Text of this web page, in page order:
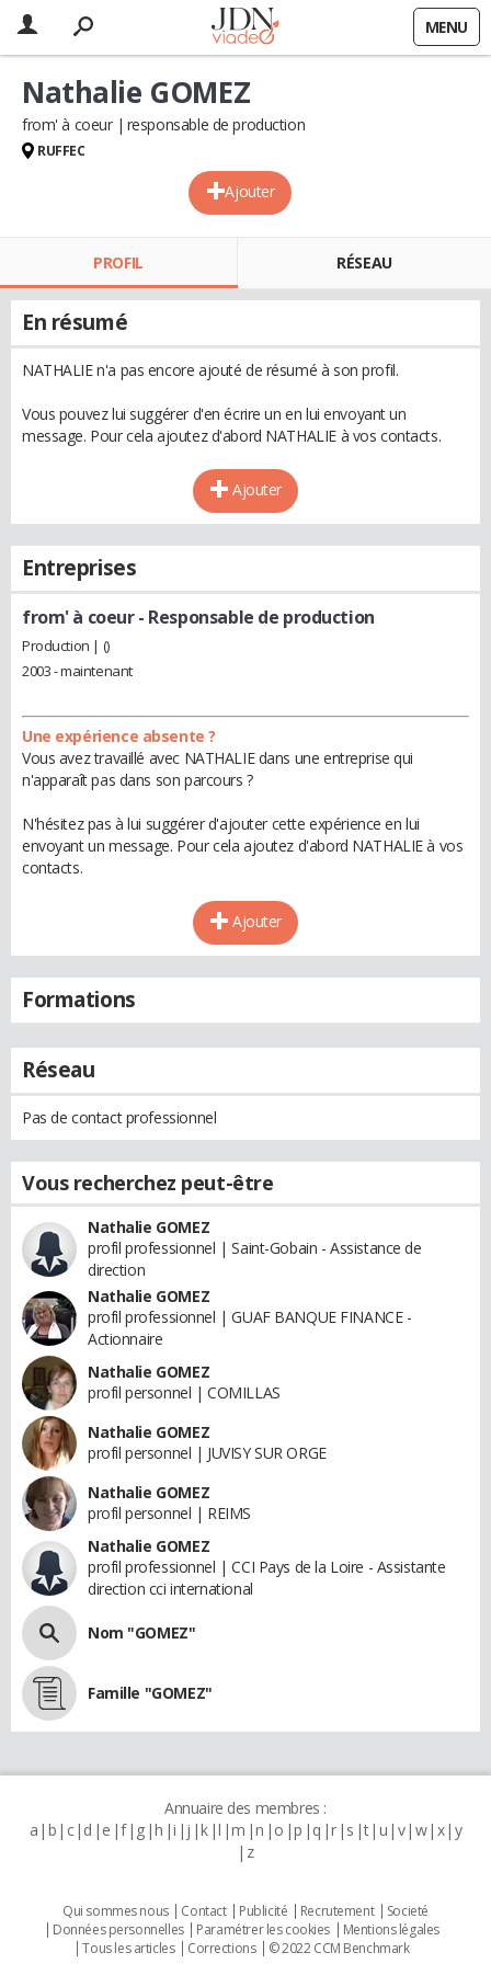
MENU
Ajouter
Nathalie GOMEZ
from' à coeur responsable de production
RUFFEC
PROFIL RÉSEAU
En résumé
NATHALIE n'a pas encore ajouté de résumé à son profil.
Vous pouvez lui suggérer d'en écrire un en lui envoyant un
message. Pour cela ajoutez d'abord NATHALIE à vos contacts.
Ajouter
Entreprises
from' à coeur- Responsable de production
Production | ()
2003 - maintenant
Une expérience absente ?
Vous avez travaillé avec NATHALIE dans une entreprise qui
n'apparaît pas dans son parcours ?
N'hésitez pas à lui suggérer d'ajouter cette expérience en lui
envoyant un message. Pour cela ajoutez d'abord NATHALIE à vos
contacts.
Ajouter
Formations
Réseau
Pas de contact professionnel
Vous recherchez peut-être
Nathalie GOMEZ
profil professionnel | Saint-Gobain - Assistance de
direction
Nathalie GOMEZ
profil professionnel | GUAF BANQUE FINANCE -
Actionnaire
Nathalie GOMEZ
profil personnel | COMILLAS
Nathalie GOMEZ
profil personnel | JUVISY SUR ORGE
Nathalie GOMEZ
profil personnel | REIMS
Nathalie GOMEZ
profil professionnel | CCI Pays de la Loire - Assistante
direction cci international
Nom "GOMEZ"
Famille "GOMEZ"
Annuaire des membres :
a b c d e f g h i j k l m n o p q r s t u v w x y
z
Qui sommes nous Contact Publicité Recrutement
Societé
Données personnelles
Paramétrer les cookies
Mentions légales
Tous les articles
Corrections © 2022 CCM Benchmark